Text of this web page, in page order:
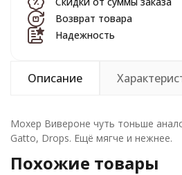
Возврат товара
Надежность
Описание
Мохер Вивероне чуть тоньше
Gatto, Drops. Ещё мягче и нежнее.
Похожие товары